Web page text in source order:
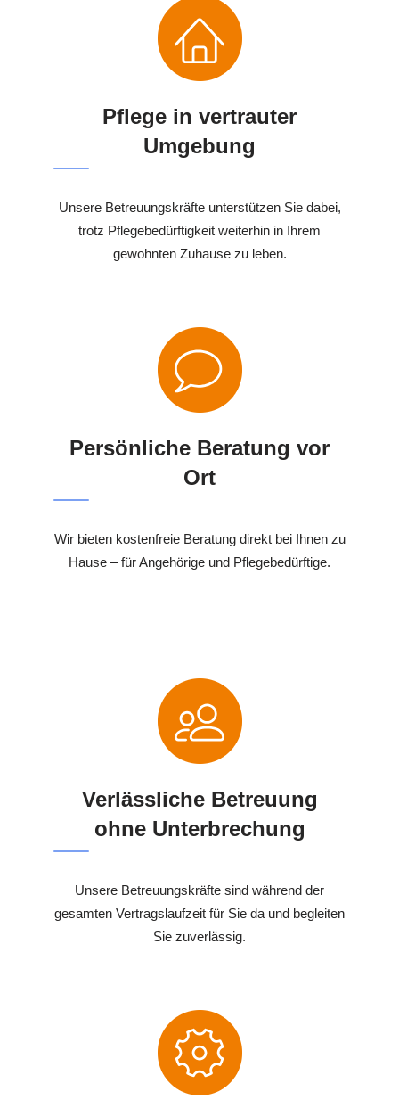
Pflege in vertrauter
Umgebung
Unsere Betreuungskräfte unterstützen Sie dabei,
trotz Pflegebedürftigkeit weiterhin in Ihrem
gewohnten Zuhause zu leben.
Persönliche Beratung vor
Ort
Wir bieten kostenfreie Beratung direkt bei Ihnen zu
Hause – für Angehörige und Pflegebedürftige.
Verlässliche Betreuung
ohne Unterbrechung
Unsere Betreuungskräfte sind während der
gesamten Vertragslaufzeit für Sie da und begleiten
Sie zuverlässig.